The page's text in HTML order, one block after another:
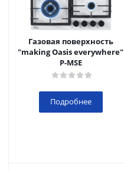
Газовая поверхность
"making Oasis everywhere"
P-MSE
Подробнее